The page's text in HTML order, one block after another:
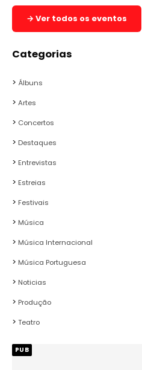
→ Ver todos os eventos
Categorias
Álbuns
Artes
Concertos
Destaques
Entrevistas
Estreias
Festivais
Música
Música Internacional
Música Portuguesa
Noticias
Produção
Teatro
PUB